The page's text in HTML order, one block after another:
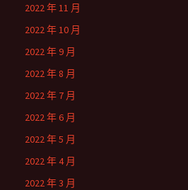
2022 年 11 月
2022 年 10 月
2022 年 9 月
2022 年 8 月
2022 年 7 月
2022 年 6 月
2022 年 5 月
2022 年 4 月
2022 年 3 月